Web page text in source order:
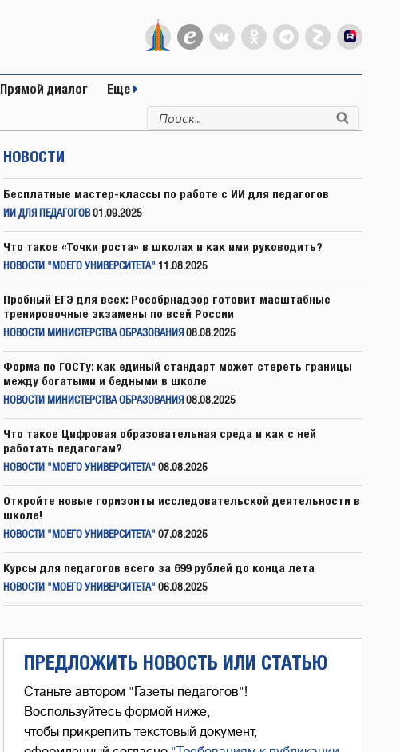
Прямой диалог Еще
Искать:
НОВОСТИ
Бесплатные мастер-классы по работе с ИИ для педагогов
ИИ ДЛЯ ПЕДАГОГОВ 01.09.2025
Что такое «Точки роста» в школах и как ими руководить?
НОВОСТИ "МОЕГО УНИВЕРСИТЕТА" 11.08.2025
Пробный ЕГЭ для всех: Рособрнадзор готовит масштабные
тренировочные экзамены по всей России
НОВОСТИ МИНИСТЕРСТВА ОБРАЗОВАНИЯ 08.08.2025
Форма по ГОСТу: как единый стандарт может стереть границы
между богатыми и бедными в школе
НОВОСТИ МИНИСТЕРСТВА ОБРАЗОВАНИЯ 08.08.2025
Что такое Цифровая образовательная среда и как с ней
работать педагогам?
НОВОСТИ "МОЕГО УНИВЕРСИТЕТА" 08.08.2025
Откройте новые горизонты исследовательской деятельности в
школе!
НОВОСТИ "МОЕГО УНИВЕРСИТЕТА" 07.08.2025
Курсы для педагогов всего за 699 рублей до конца лета
НОВОСТИ "МОЕГО УНИВЕРСИТЕТА" 06.08.2025
ПРЕДЛОЖИТЬ НОВОСТЬ ИЛИ СТАТЬЮ
Станьте автором "Газеты педагогов"!
Воспользуйтесь формой ниже,
чтобы прикрепить текстовый документ,